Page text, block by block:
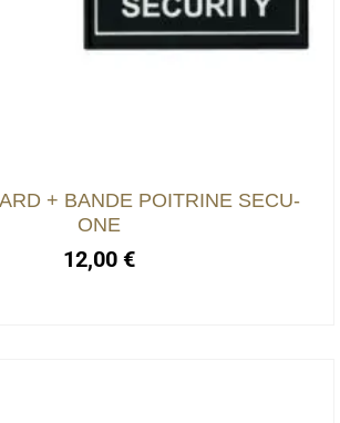
+ BANDE POITRINE SECU-
ONE
12,00 €